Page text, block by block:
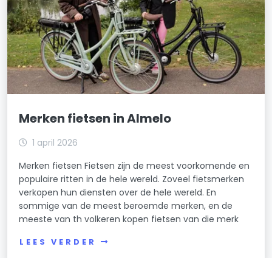
Merken fietsen in Almelo
1 april 2026
Merken fietsen Fietsen zijn de meest voorkomende en
populaire ritten in de hele wereld. Zoveel fietsmerken
verkopen hun diensten over de hele wereld. En
sommige van de meest beroemde merken, en de
meeste van th volkeren kopen fietsen van die merk
LEES VERDER